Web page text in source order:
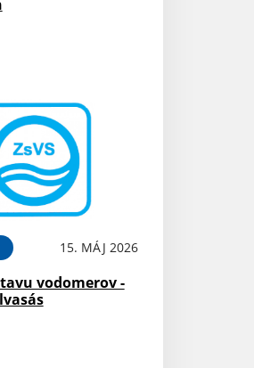
15. MÁJ 2026
vodomerov -